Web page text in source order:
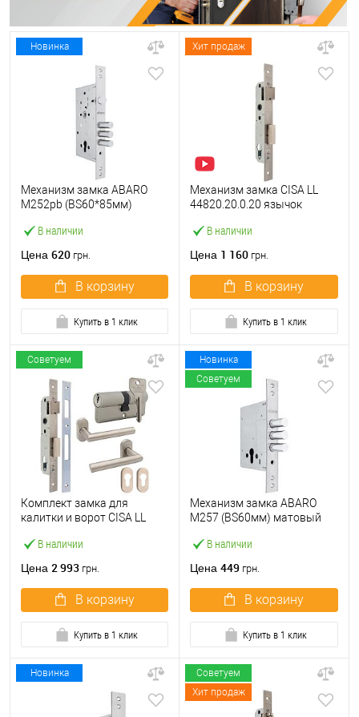
Новинка
В наличии
Механизм замка ABARO
M252pb (BS60*85мм)
упаковки без отв.планки
Цена 620 грн.
В корзину
Купить в 1 клик
Хит продаж
В наличии
Механизм замка CISA LL
44820.20.0.20 язычок
нержавеющая сталь
Цена 1 160 грн.
В корзину
Купить в 1 клик
Советуем
В наличии
Комплект замка для
калитки и ворот CISA LL
цилиндром C2000 60 мм и
Цена 2 993 грн.
В корзину
Купить в 1 клик
Новинка
Советуем
В наличии
Механизм замка ABARO
M257 (BS60мм) матовый
Цена 449 грн.
В корзину
Купить в 1 клик
Новинка
Советуем
Хит продаж